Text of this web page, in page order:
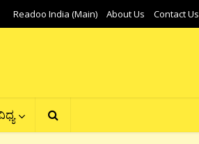
Readoo India (Main) About Us Contact Us